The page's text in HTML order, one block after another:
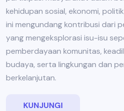
kehidupan sosial, ekonomi,
ini mengundang kontribusi dari
yang mengeksplorasi isu-isu
pemberdayaan komunitas,
budaya, serta lingkungan dan
berkelanjutan.
KUNJUNGI